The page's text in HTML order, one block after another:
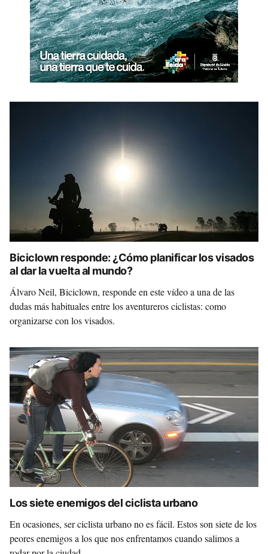
Biciclown responde: ¿Cómo planificar los visados
al dar la vuelta al mundo?
Álvaro Neil, Biciclown, responde en este vídeo a una de las
dudas más habituales entre los aventureros ciclistas: como
organizarse con los visados.
Los siete enemigos del ciclista urbano
En ocasiones, ser ciclista urbano no es fácil. Estos son siete de los
peores enemigos a los que nos enfrentamos cuando salimos a